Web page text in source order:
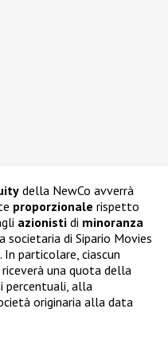
della NewCo avverrà
proporzionale rispetto
azionisti di minoranza
di Sipario Movies
particolare, ciascun
una quota della
percentuali, alla
originaria alla data